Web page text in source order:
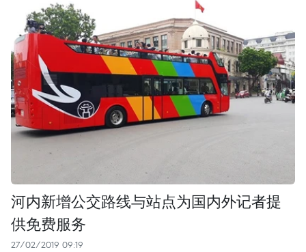
河内新增公交路线与站点为国内外记者提
供免费服务
27/02/2019 09:19